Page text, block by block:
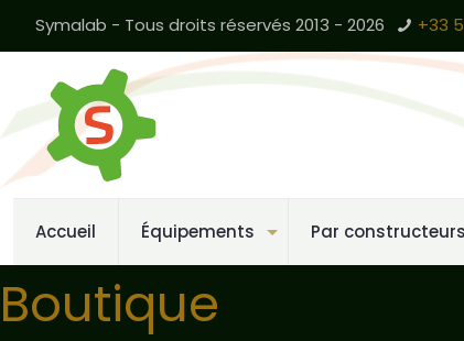
Symalab - Tous droits réservés 2013 - 2026 +33
Accueil Équipements Par constructeurs
Boutique